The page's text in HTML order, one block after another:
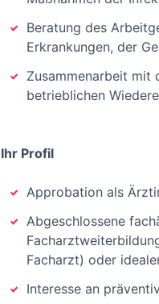
Beratung des
Erkrankungen, der
Zusammenarbeit mit
betrieblichen
Ihr Profil
Approbation als
Abgeschlossene
Facharzt) oder
Interesse an